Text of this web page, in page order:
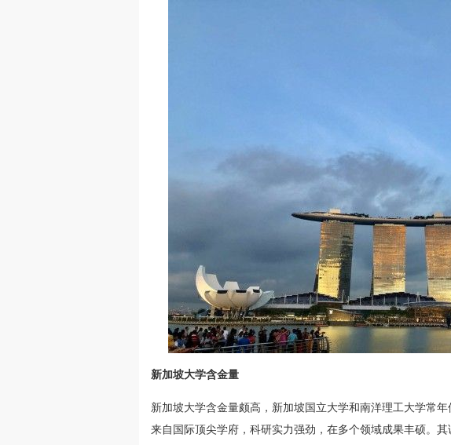
新加坡大学含金量
新加坡大学含金量颇高，新加坡国立大学和南洋理工大学常
来自国际顶尖学府，科研实力强劲，在多个领域成果丰硕。